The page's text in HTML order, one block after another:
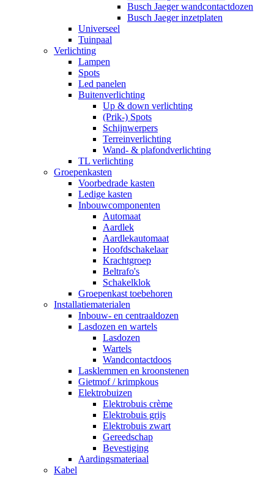
Busch Jaeger wandcontactdozen
Busch Jaeger inzetplaten
Universeel
Tuinpaal
Verlichting
Lampen
Spots
Led panelen
Buitenverlichting
Up & down verlichting
(Prik-) Spots
Schijnwerpers
Terreinverlichting
Wand- & plafondverlichting
TL verlichting
Groepenkasten
Voorbedrade kasten
Ledige kasten
Inbouwcomponenten
Automaat
Aardlek
Aardlekautomaat
Hoofdschakelaar
Krachtgroep
Beltrafo's
Schakelklok
Groepenkast toebehoren
Installatiematerialen
Inbouw- en centraaldozen
Lasdozen en wartels
Lasdozen
Wartels
Wandcontactdoos
Lasklemmen en kroonstenen
Gietmof / krimpkous
Elektrobuizen
Elektrobuis crème
Elektrobuis grijs
Elektrobuis zwart
Gereedschap
Bevestiging
Aardingsmateriaal
Kabel